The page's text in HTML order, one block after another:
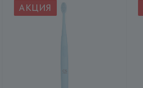
АКЦИЯ